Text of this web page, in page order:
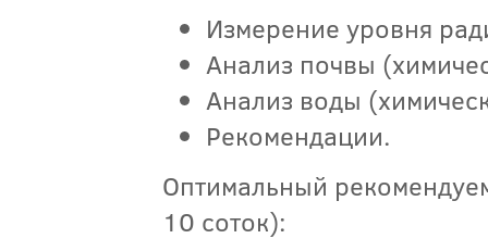
Измерение уровня
Анализ почвы
Анализ воды
Рекомендации.
Оптимальный
10 соток):